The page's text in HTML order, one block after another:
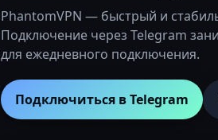
PhantomVPN — быстрый и
Подключение через Telegram
для ежедневного подключения.
Подключиться в Telegram